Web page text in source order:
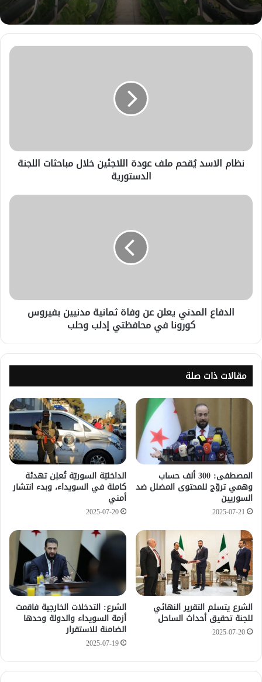
نظام الاسد يُقحم ملف عودة اللاجئين خلال مباحثات اللجنة
الدستورية
الدفاع المدني يعلن عن وفاة ثمانية مدنيين بفيروس
كورونا في محافظتي إدلب وحلب
مقالات ذات صلة
المصطفى: 300 ألف حساب
وهمي تروّج للمحتوى المضلل ضد
السوريين
2025-07-21
الداخليّة السوريّة تُعلِن تهدئة
كاملة في السويداء، وبدء انتشار
أمني
2025-07-20
الشرع يتسلم التقرير النهائي
للجنة تحقيق أحداث الساحل
2025-07-20
الشرع: التدخلات الخارجية فاقمت
أزمة السويداء والدولة وحدها
الضامنة للاستقرار
2025-07-19